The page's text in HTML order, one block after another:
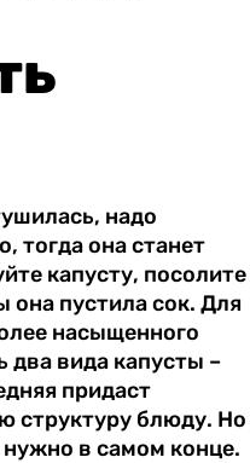
надо
тогда она станет
капусту, посолите
она пустила сок. Для
насыщенного
два вида капусты –
придаст
структуру блюду. Но
в самом конце.